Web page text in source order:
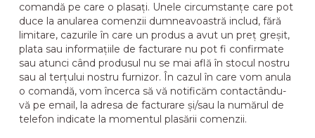
comandă pe care o plasați. Unele circumstanțe care pot
duce la anularea comenzii dumneavoastră includ, fără
limitare, cazurile în care un produs a avut un preț greșit,
plata sau informațiile de facturare nu pot fi confirmate
sau atunci când produsul nu se mai află în stocul nostru
sau al terțului nostru furnizor. În cazul în care vom anula
o comandă, vom încerca să vă notificăm contactându-
vă pe email, la adresa de facturare și/sau la numărul de
telefon indicate la momentul plasării comenzii.